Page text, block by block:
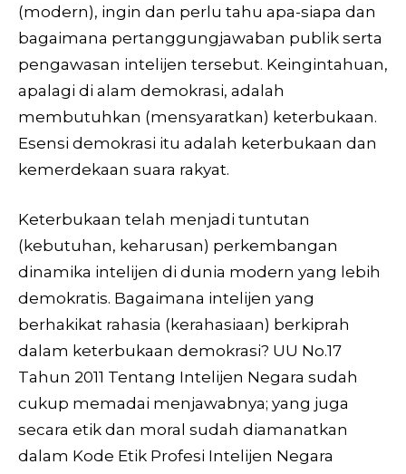
(modern), ingin dan perlu tahu apa-siapa dan
bagaimana pertanggungjawaban publik serta
pengawasan intelijen tersebut. Keingintahuan,
apalagi di alam demokrasi, adalah
membutuhkan (mensyaratkan) keterbukaan.
Esensi demokrasi itu adalah keterbukaan dan
kemerdekaan suara rakyat.
Keterbukaan telah menjadi tuntutan
(kebutuhan, keharusan) perkembangan
dinamika intelijen di dunia modern yang lebih
demokratis. Bagaimana intelijen yang
berhakikat rahasia (kerahasiaan) berkiprah
dalam keterbukaan demokrasi? UU No.17
Tahun 2011 Tentang Intelijen Negara sudah
cukup memadai menjawabnya; yang juga
secara etik dan moral sudah diamanatkan
dalam Kode Etik Profesi Intelijen Negara